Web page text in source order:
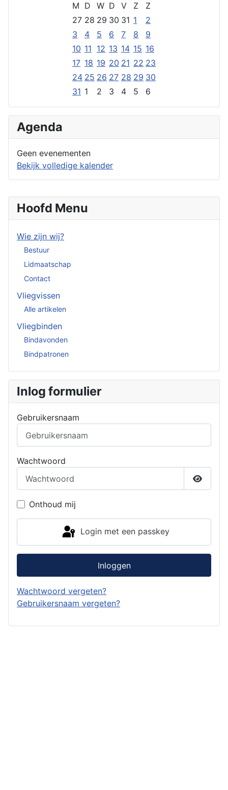
Hoofd Menu
Wie zijn wij?
Bestuur
Lidmaatschap
Contact
Vliegvissen
Alle artikelen
Vliegbinden
Bindavonden
Bindpatronen
Inlog formulier
Gebruikersnaam
Wachtwoord
Toon
Onthoud mij
Login met een passkey
Inloggen
Wachtwoord vergeten?
Gebruikersnaam vergeten?
M D W D V Z
Z
27 28 29 30 31 1
2
3
4 5 6 7 8
9
10 11 12 13 14 15 16
17 18 19 20 21 22 23
24 25 26 27 28 29 30
31 1 2 3 4 5 6
Agenda
Geen evenementen
Bekijk volledige kalender